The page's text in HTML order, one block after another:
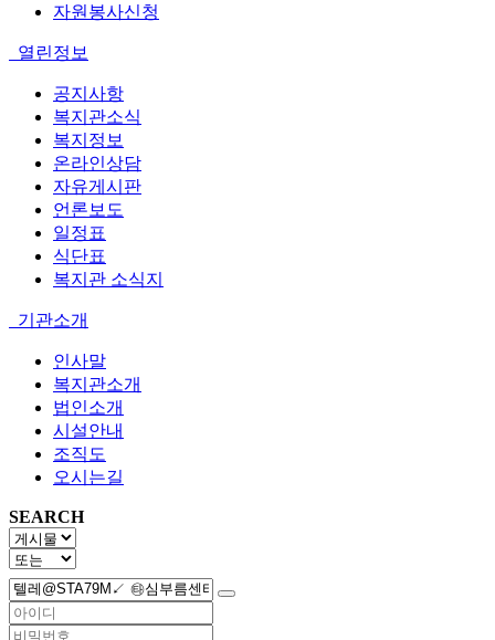
자원봉사신청
열린정보
공지사항
복지관소식
복지정보
온라인상담
자유게시판
언론보도
일정표
식단표
복지관 소식지
기관소개
인사말
복지관소개
법인소개
시설안내
조직도
오시는길
SEARCH